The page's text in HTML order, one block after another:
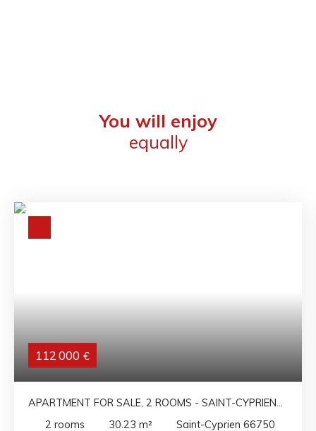
You will enjoy
equally
112 000 €
APARTMENT FOR SALE, 2 ROOMS - SAINT-CYPRIEN
66750
2 rooms 30.23 m² Saint-Cyprien 66750